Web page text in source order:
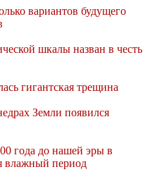
вариантов будущего
шкалы назван в честь
гигантская трещина
Земли появился
года до нашей эры в
влажный период